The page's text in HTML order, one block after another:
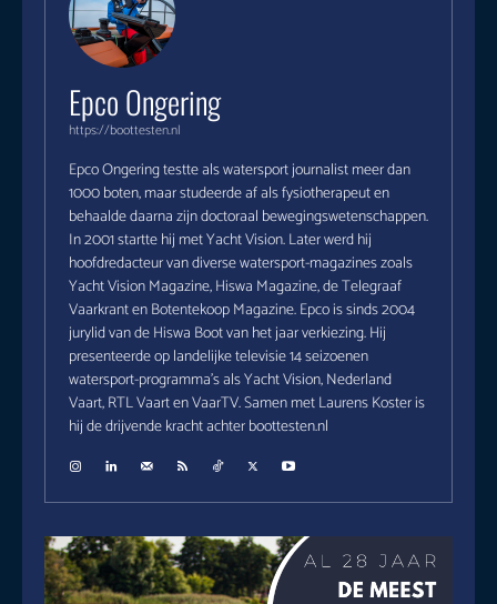
Epco Ongering
https://boottesten.nl
Epco Ongering testte als watersport journalist meer dan
1000 boten, maar studeerde af als fysiotherapeut en
behaalde daarna zijn doctoraal bewegingswetenschappen.
In 2001 startte hij met Yacht Vision. Later werd hij
hoofdredacteur van diverse watersport-magazines zoals
Yacht Vision Magazine, Hiswa Magazine, de Telegraaf
Vaarkrant en Botentekoop Magazine. Epco is sinds 2004
jurylid van de Hiswa Boot van het jaar verkiezing. Hij
presenteerde op landelijke televisie 14 seizoenen
watersport-programma's als Yacht Vision, Nederland
Vaart, RTL Vaart en VaarTV. Samen met Laurens Koster is
hij de drijvende kracht achter boottesten.nl